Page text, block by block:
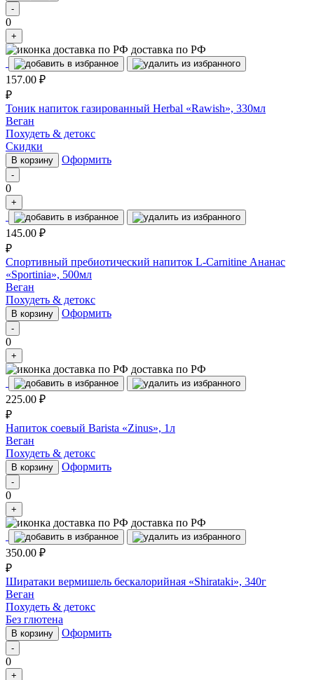
-
0
+
доставка по РФ
157.00 ₽
₽
Тоник напиток газированный Herbal «Rawish», 330мл
Веган
Похудеть & детокс
Скидки
В корзину Оформить
-
0
+
145.00 ₽
₽
Спортивный пребиотический напиток L-Carnitine Ананас
«Sportinia», 500мл
Веган
Похудеть & детокс
В корзину Оформить
-
0
+
доставка по РФ
225.00 ₽
₽
Напиток соевый Barista «Zinus», 1л
Веган
Похудеть & детокс
В корзину Оформить
-
0
+
доставка по РФ
350.00 ₽
₽
Ширатаки вермишель бескалорийная «Shirataki», 340г
Веган
Похудеть & детокс
Без глютена
В корзину Оформить
-
0
+